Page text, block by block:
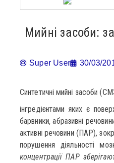
Мийні засоби:
Super User 30/03/
Синтетичні мийні засоби
інгредієнтами яких є
барвники, абразивні
активні речовини (ПАР),
порушення діяльності
концентрації ПАР